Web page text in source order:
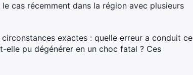
cas récemment dans la région avec plusieurs
exactes : quelle erreur a conduit ce
elle pu dégénérer en un choc fatal ? Ces